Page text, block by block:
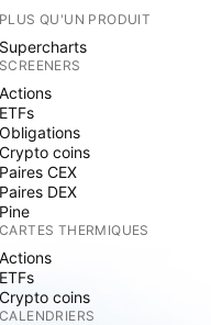
PLUS QU'UN PRODUIT
Supercharts
SCREENERS
Actions
ETFs
Obligations
Crypto coins
Paires CEX
Paires DEX
Pine
CARTES THERMIQUES
Actions
ETFs
Crypto coins
CALENDRIERS